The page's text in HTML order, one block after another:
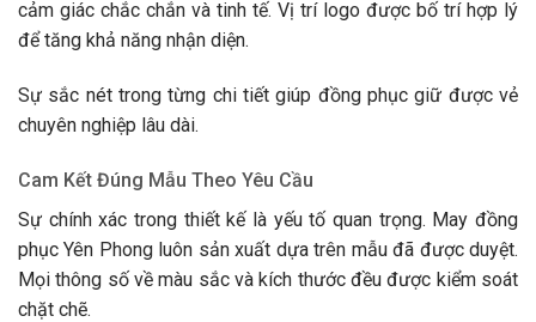
cảm giác chắc chắn và tinh tế. Vị trí logo được bố trí hợp lý
để tăng khả năng nhận diện.
Sự sắc nét trong từng chi tiết giúp đồng phục giữ được vẻ
chuyên nghiệp lâu dài.
Cam Kết Đúng Mẫu Theo Yêu Cầu
Sự chính xác trong thiết kế là yếu tố quan trọng. May đồng
phục Yên Phong luôn sản xuất dựa trên mẫu đã được duyệt.
Mọi thông số về màu sắc và kích thước đều được kiểm soát
chặt chẽ.